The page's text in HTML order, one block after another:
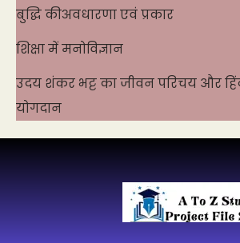
बुद्धि कीअवधारणा एवं प्रकार
शिक्षा में मनोविज्ञान
उदय शंकर भट्ट का जीवन परिचय और
योगदान